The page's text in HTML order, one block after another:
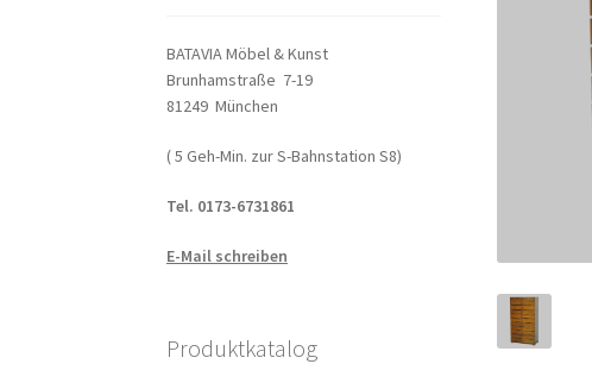
BATAVIA Möbel & Kunst
Brunhamstraße 7-19
81249 München
( 5 Geh-Min. zur S-Bahnstation S8)
Tel. 0173-6731861
E-Mail schreiben
Produktkatalog